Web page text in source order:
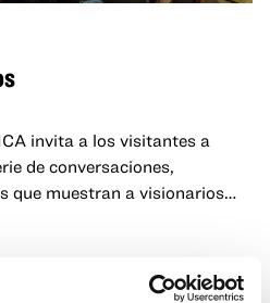
invita a los visitantes a
de conversaciones,
que muestran a visionarios